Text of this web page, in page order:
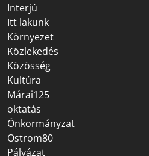
Interjú
Itt lakunk
Környezet
Közlekedés
Közösség
Kultúra
Márai125
oktatás
Önkormányzat
Ostrom80
Pályázat